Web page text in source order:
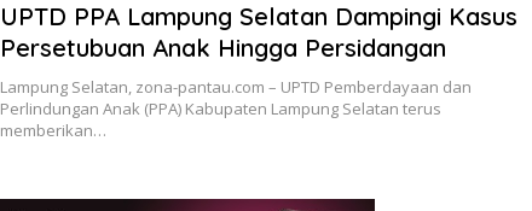
UPTD PPA Lampung Selatan Dampingi Kasus
Persetubuan Anak Hingga Persidangan
Lampung Selatan, zona-pantau.com – UPTD Pemberdayaan dan
Perlindungan Anak (PPA) Kabupaten Lampung Selatan terus
memberikan…